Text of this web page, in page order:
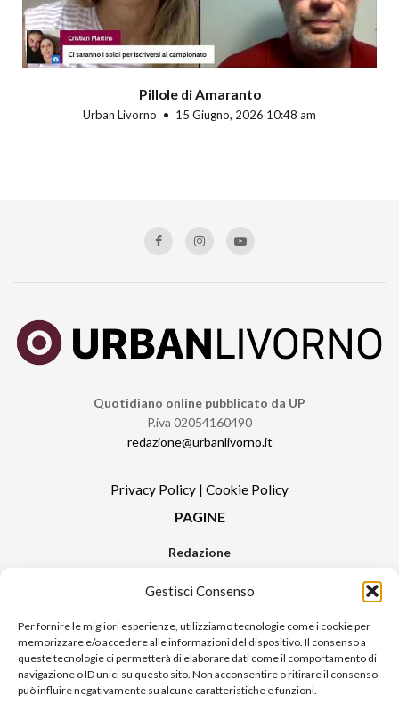
Gestisci Consenso
Per fornire le migliori esperienze, utilizziamo tecnologie come i cookie per
memorizzare e/o accedere alle informazioni del dispositivo. Il consenso a
queste tecnologie ci permetterà di elaborare dati come il comportamento di
navigazione o ID unici su questo sito. Non acconsentire o ritirare il consenso
può influire negativamente su alcune caratteristiche e funzioni.
Pillole di Amaranto
Urban Livorno 15 Giugno, 2026 10:48 am
Quotidiano online pubblicato da UP
P.iva 02054160490
redazione@urbanlivorno.it
Privacy Policy | Cookie Policy
PAGINE
Redazione
Pubblicità
Sitemap
RUBRICHE
Notizie in Primo Piano